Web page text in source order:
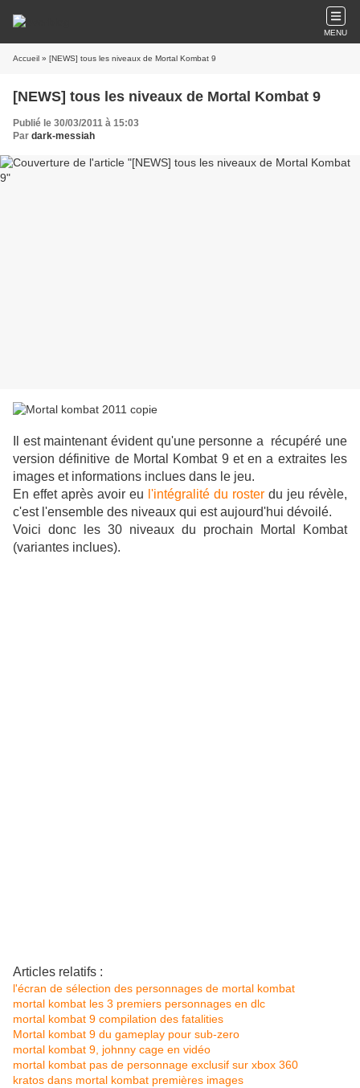
MENU
Accueil » [NEWS] tous les niveaux de Mortal Kombat 9
[NEWS] tous les niveaux de Mortal Kombat 9
Publié le 30/03/2011 à 15:03
Par dark-messiah
Il est maintenant évident qu'une personne a récupéré une
version définitive de Mortal Kombat 9 et en a extraites les
images et informations inclues dans le jeu.
En effet après avoir eu l'intégralité du roster du jeu révèle,
c'est l'ensemble des niveaux qui est aujourd'hui dévoilé.
Voici donc les 30 niveaux du prochain Mortal Kombat
(variantes inclues).
Articles relatifs :
l'écran de sélection des personnages de mortal kombat
mortal kombat les 3 premiers personnages en dlc
mortal kombat 9 compilation des fatalities
Mortal kombat 9 du gameplay pour sub-zero
mortal kombat 9, johnny cage en vidéo
mortal kombat pas de personnage exclusif sur xbox 360
kratos dans mortal kombat premières images